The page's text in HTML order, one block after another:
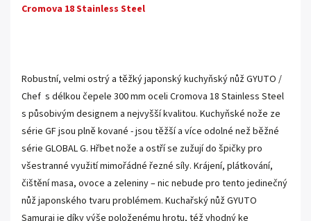
Cromova 18 Stainless Steel
Robustní, velmi ostrý a těžký japonský kuchyňský nůž GYUTO /
Chef s délkou čepele 300 mm oceli Cromova 18 Stainless Steel
s působivým designem a nejvyšší kvalitou. Kuchyňské nože ze
série GF jsou plně kované - jsou těžší a více odolné než běžné
série GLOBAL G. Hřbet nože a ostří se zužují do špičky pro
všestranné využití mimořádné řezné síly. Krájení, plátkování,
čištění masa, ovoce a zeleniny – nic nebude pro tento jedinečný
nůž japonského tvaru problémem. Kuchařský nůž GYUTO